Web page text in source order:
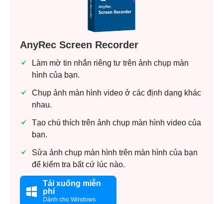
AnyRec Screen Recorder
Làm mờ tin nhắn riêng tư trên ảnh chụp màn
hình của bạn.
Chụp ảnh màn hình video ở các định dạng khác
nhau.
Tạo chú thích trên ảnh chụp màn hình video của
bạn.
Sửa ảnh chụp màn hình trên màn hình của bạn
để kiểm tra bất cứ lúc nào.
Tải xuống miễn
phí
Dành cho Windows